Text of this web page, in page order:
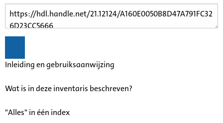
Inleiding en gebruiksaanwijzing
Wat is in deze inventaris beschreven?
"Alles" in één index